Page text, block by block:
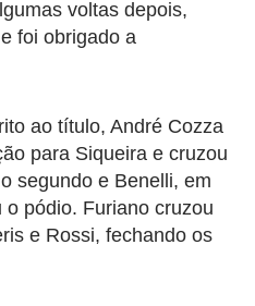
voltas depois,
foi obrigado a
ao título, André Cozza
para Siqueira e cruzou
segundo e Benelli, em
pódio. Furiano cruzou
e Rossi, fechando os